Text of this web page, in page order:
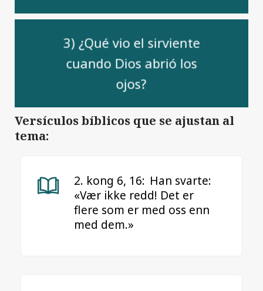
3) ¿Qué vio el sirviente
cuando Dios abrió los
ojos?
Versículos bíblicos que se ajustan al
tema:
2. kong 6, 16: Han svarte:
«Vær ikke redd! Det er
flere som er med oss enn
med dem.»